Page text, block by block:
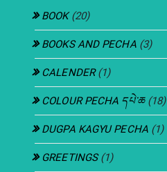
BOOK(20)
BOOKS AND PECHA(3)
CALENDER(1)
COLOUR PECHA དཔེ་ཆ(18)
DUGPA KAGYU PECHA(1)
GREETINGS(1)